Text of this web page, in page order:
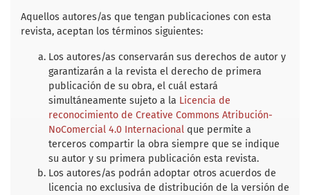
b
o
o
t
e
r
l
s
A
p
e
Aquellos autores/as que tengan publicaciones con esta
revista, aceptan los términos siguientes:
Los autores/as conservarán sus derechos de autor y
garantizarán a la revista el derecho de primera
publicación de su obra, el cuál estará
simultáneamente sujeto a la Licencia de
reconocimiento de Creative Commons Atribución-
NoComercial 4.0 Internacional que permite a
terceros compartir la obra siempre que se indique
su autor y su primera publicación esta revista.
Los autores/as podrán adoptar otros acuerdos de
licencia no exclusiva de distribución de la versión de